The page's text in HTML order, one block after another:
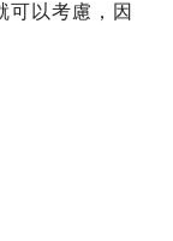
可以考慮，因